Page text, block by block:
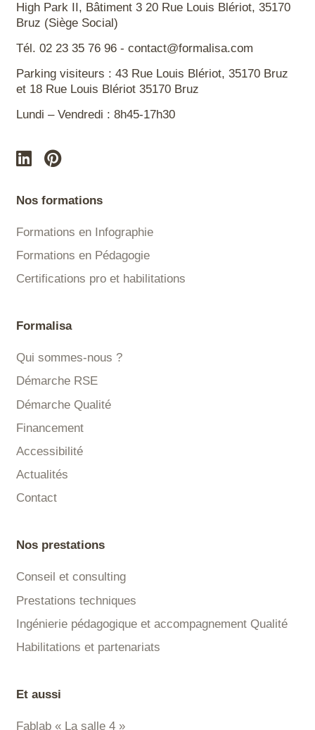
High Park II, Bâtiment 3 20 Rue Louis Blériot, 35170
Bruz (Siège Social)
Tél. 02 23 35 76 96 - contact@formalisa.com
Parking visiteurs : 43 Rue Louis Blériot, 35170 Bruz
et 18 Rue Louis Blériot 35170 Bruz
Lundi – Vendredi : 8h45-17h30
Nos formations
Formations en Infographie
Formations en Pédagogie
Certifications pro et habilitations
Formalisa
Qui sommes-nous ?
Démarche RSE
Démarche Qualité
Financement
Accessibilité
Actualités
Contact
Nos prestations
Conseil et consulting
Prestations techniques
Ingénierie pédagogique et accompagnement Qualité
Habilitations et partenariats
Et aussi
Fablab « La salle 4 »